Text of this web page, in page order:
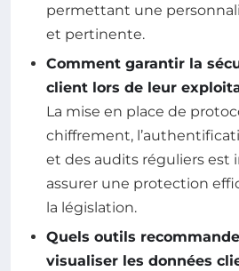
permettant une
et pertinente.
Comment garantir la
client lors de leur
La mise en place de
chiffrement,
et des audits réguliers est
assurer une protection
la législation.
Quels outils
visualiser les données